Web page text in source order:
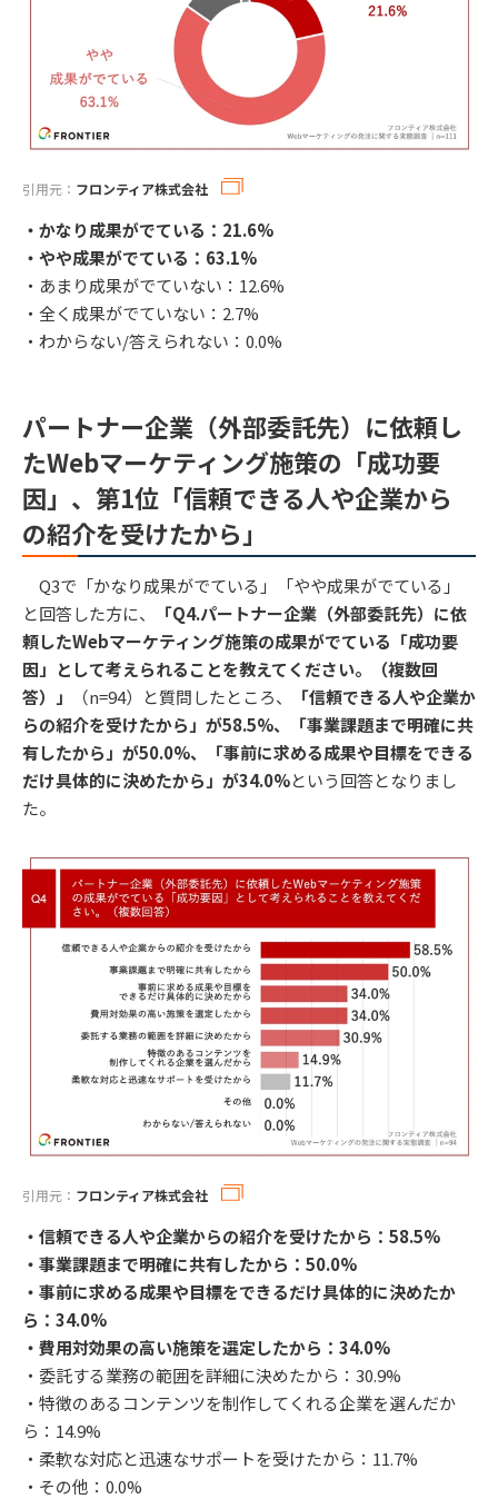
引用元： フロンティア株式会社
・かなり成果がでている：21.6%
・やや成果がでている：63.1%
・あまり成果がでていない：12.6%
・全く成果がでていない：2.7%
・わからない/答えられない：0.0%
パートナー企業（外部委託先）に依頼し
たWebマーケティング施策の「成功要
因」、第1位「信頼できる人や企業から
の紹介を受けたから」
Q3で「かなり成果がでている」「やや成果がでている」
と回答した方に、
「Q4.パートナー企業（外部委託先）に依
頼したWebマーケティング施策の成果がでている「成功要
因」として考えられることを教えてください。（複数回
答）」
（n=94）と質問したところ、
「信頼できる人や企業か
らの紹介を受けたから」が58.5%、「事業課題まで明確に共
有したから」が50.0%、「事前に求める成果や目標をできる
だけ具体的に決めたから」が34.0%という回答となりまし
た。
引用元： フロンティア株式会社
・信頼できる人や企業からの紹介を受けたから：58.5%
・事業課題まで明確に共有したから：50.0%
・事前に求める成果や目標をできるだけ具体的に決めたか
ら：34.0%
・費用対効果の高い施策を選定したから：34.0%
・委託する業務の範囲を詳細に決めたから：30.9%
・特徴のあるコンテンツを制作してくれる企業を選んだか
ら：14.9%
・柔軟な対応と迅速なサポートを受けたから：11.7%
・その他：0.0%